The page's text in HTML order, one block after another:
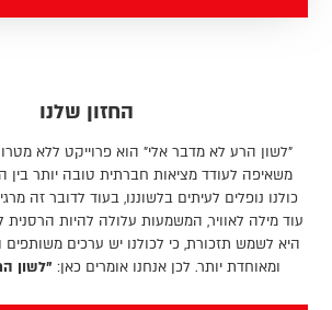
החזון שלנו
"לשון הרע לא מדבר אלי" הוא פרוייקט ללא
משאיפה לעודד מציאות חברתית טובה יותר
כולנו נופלים לעיתים בלשוננו, בעוד לדובר זה
עוד מילה לאוויר, המשמעות עלולה להיות
היא לשמש תזכורת, כי לכולנו יש ערכים
ומאוחדת יותר. לכן אנחנו אומרים כאן: "לשון